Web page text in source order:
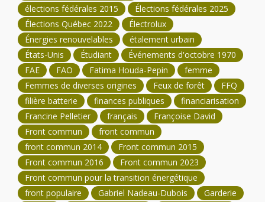
élections fédérales 2015
Élections fédérales 2025
Élections Québec 2022
Électrolux
Énergies renouvelables
étalement urbain
États-Unis
Étudiant
Événements d'octobre 1970
FAE
FAO Fatima Houda-Pepin
femme
Femmes de diverses origines
Feux de forêt
FFQ
filière batterie
finances publiques
financiarisation
Francine Pelletier
français
Françoise David
Front commun
front commun
front commun 2014
Front commun 2015
Front commun 2016
Front commun 2023
Front commun pour la transition énergétique
front populaire
Gabriel Nadeau-Dubois
Garderie